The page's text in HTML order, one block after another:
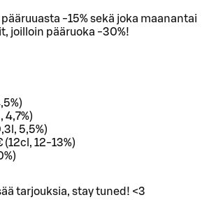
-15% sekä joka maanantai
joilloin pääruoka -30%!
4,7%)
5,5%)
12-13%)
tarjouksia, stay tuned! <3